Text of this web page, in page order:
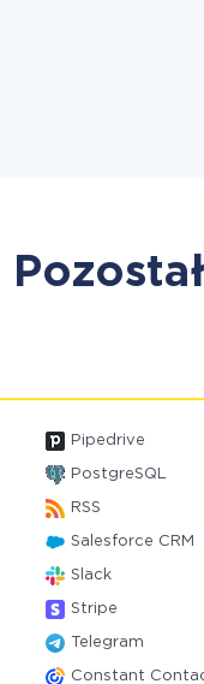
Pipedrive
PostgreSQL
RSS
Salesforce CRM
Slack
Stripe
Telegram
Constant